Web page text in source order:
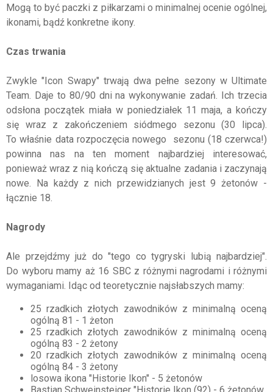
Mogą to być paczki z piłkarzami o minimalnej ocenie ogólnej,
ikonami, bądź konkretne ikony.
Czas trwania
Zwykle "Icon Swapy" trwają dwa pełne sezony w Ultimate
Team. Daje to 80/90 dni na wykonywanie zadań. Ich trzecia
odsłona początek miała w poniedziałek 11 maja, a kończy
się wraz z zakończeniem siódmego sezonu (30 lipca).
To właśnie data rozpoczęcia nowego sezonu (18 czerwca!)
powinna nas na ten moment najbardziej interesować,
ponieważ wraz z nią kończą się aktualne zadania i zaczynają
nowe. Na każdy z nich przewidzianych jest 9 żetonów -
łącznie 18.
Nagrody
Ale przejdźmy już do "tego co tygryski lubią najbardziej".
Do wyboru mamy aż 16 SBC z różnymi nagrodami i różnymi
wymaganiami. Idąc od teoretycznie najsłabszych mamy:
25 rzadkich złotych zawodników z minimalną oceną
ogólną 81 - 1 żeton
25 rzadkich złotych zawodników z minimalną oceną
ogólną 83 - 2 żetony
20 rzadkich złotych zawodników z minimalną oceną
ogólną 84 - 3 żetony
losowa ikona "Historie Ikon" - 5 żetonów
Bastian Schweinsteiger "Historie Ikon (92) - 6 żetonów